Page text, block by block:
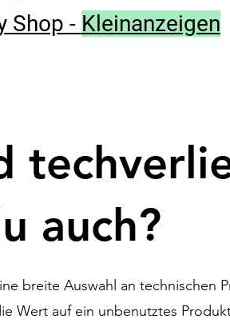
Shop - Kleinanzeigen
auch?
breite Auswahl an technischen
Wert auf ein unbenutztes